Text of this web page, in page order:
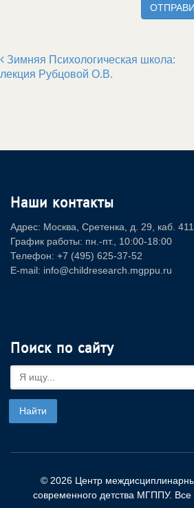
Post navigation
Зимняя Психологическая школа:
лекция Рубцовой О.В.
Наши контакты
Адрес: Москва, Сретенка, д. 29, каб. 411
График работы: пн.-пт., 10:00-18:00
Телефон: +7 (495) 625-37-52
E-mail: info@childresearch.mgppu.ru
Поиск по сайту
© 2026 Центр
современного детства МГППУ.